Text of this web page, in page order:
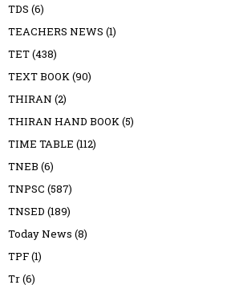
TDS (6)
TEACHERS NEWS (1)
TET(438)
TEXT BOOK (90)
THIRAN (2)
THIRAN HAND BOOK (5)
TIME TABLE (112)
TNEB (6)
TNPSC (587)
TNSED (189)
Today News (8)
TPF(1)
Tr(6)